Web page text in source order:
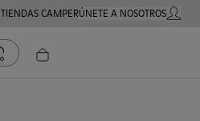
TIENDAS CAMPERÚNETE A NOSOTROSMI